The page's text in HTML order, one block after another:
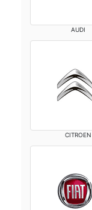
AUDI
CITROEN